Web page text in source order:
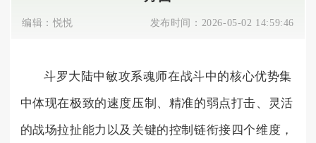
编辑： 悦悦 发布时间： 2026-05-02 14:59:46
斗罗大陆中敏攻系魂师在战斗中的核心优势集
中体现在极致的速度压制、精准的弱点打击、灵活
的战场拉扯能力以及关键的控制链衔接四个维度，